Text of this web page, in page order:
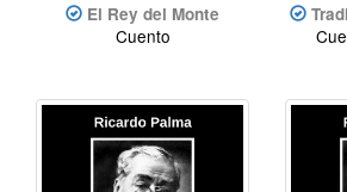
El Rey del Monte
Cuento